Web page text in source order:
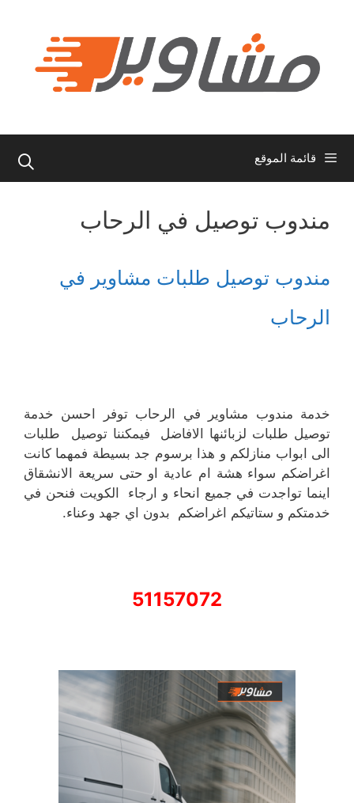
قائمة الموقع
مندوب توصيل في الرحاب
مندوب توصيل طلبات مشاوير في
الرحاب
خدمة مندوب مشاوير في الرحاب توفر احسن خدمة
توصيل طلبات لزبائنها الافاضل فيمكننا توصيل طلبات
الى ابواب منازلكم و هذا برسوم جد بسيطة فمهما كانت
اغراضكم سواء هشة ام عادية او حتى سريعة الانشقاق
اينما تواجدت في جميع انحاء و ارجاء الكويت فنحن في
خدمتكم و ستاتيكم اغراضكم بدون اي جهد وعناء.
51157072